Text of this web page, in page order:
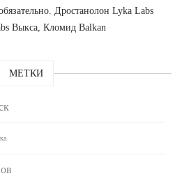
Дростанолон Lyka Labs
Выкса, Кломид Balkan
МЕТКИ